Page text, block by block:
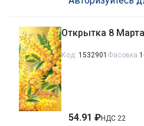
Открытка 8
Код: 1532901 Фасовка
54.91 ₽НДС 22